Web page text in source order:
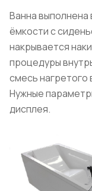
Ванна выполнена
ёмкости с
накрывается
процедуры
смесь нагретого
Нужные
дисплея.